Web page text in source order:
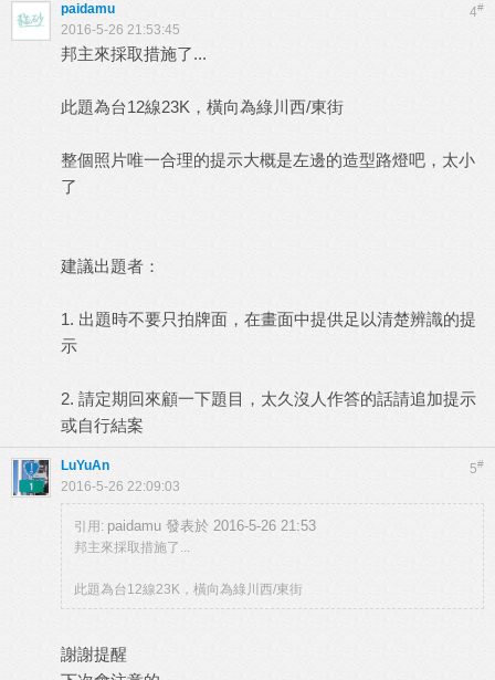
4#
paidamu
2016-5-26 21:53:45
邦主來採取措施了...
此題為台12線23K，橫向為綠川西/東街
整個照片唯一合理的提示大概是左邊的造型路燈吧，太小
了
建議出題者：
1. 出題時不要只拍牌面，在畫面中提供足以清楚辨識的提
示
2. 請定期回來顧一下題目，太久沒人作答的話請追加提示
或自行結案
5#
LuYuAn
2016-5-26 22:09:03
引用: paidamu 發表於 2016-5-26 21:53
邦主來採取措施了...
此題為台12線23K，橫向為綠川西/東街
謝謝提醒